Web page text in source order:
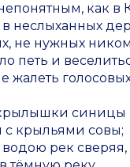
как в
нужных
и
синицы
крыльями совы;
рек сверяя,